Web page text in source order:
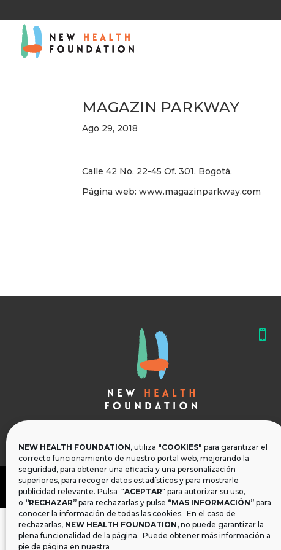
NEW HEALTH FOUNDATION, utiliza "COOKIES" para garantizar el
correcto funcionamiento de nuestro portal web, mejorando la
seguridad, para obtener una eficacia y una personalización
superiores, para recoger datos estadísticos y para mostrarle
publicidad relevante. Pulsa "ACEPTAR" para autorizar su uso,
o “RECHAZAR” para rechazarlas y pulse “MAS INFORMACIÓN” para
conocer la información de todas las cookies. En el caso de
rechazarlas, NEW HEALTH FOUNDATION, no puede garantizar la
plena funcionalidad de la página. Puede obtener más información a
pie de página en nuestra
MAGAZIN PARKWAY
Ago 29, 2018
Calle 42 No. 22-45 Of. 301. Bogotá.
Página web: www.magazinparkway.com
